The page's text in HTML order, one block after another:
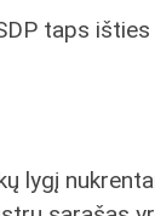
taps
lygį